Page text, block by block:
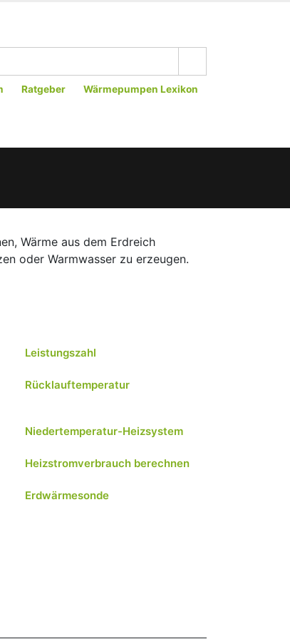
Ratgeber Wärmepumpen Lexikon
Wärme aus dem Erdreich
oder Warmwasser zu erzeugen.
Leistungszahl
Rücklauftemperatur
Niedertemperatur-Heizsystem
Heizstromverbrauch berechnen
Erdwärmesonde